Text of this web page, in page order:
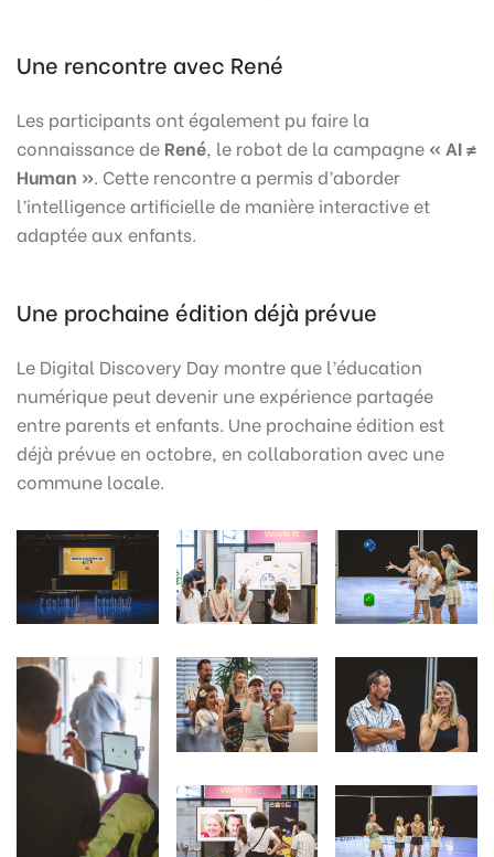
Une rencontre avec René
Les participants ont également pu faire la
connaissance de René, le robot de la campagne « AI ≠
Human ». Cette rencontre a permis d’aborder
l’intelligence artificielle de manière interactive et
adaptée aux enfants.
Une prochaine édition déjà prévue
Le Digital Discovery Day montre que l’éducation
numérique peut devenir une expérience partagée
entre parents et enfants. Une prochaine édition est
déjà prévue en octobre, en collaboration avec une
commune locale.